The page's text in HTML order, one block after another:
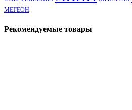
МЕГЕОН
Рекомендуемые товары